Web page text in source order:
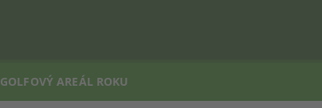
GOLFOVÝ AREÁL ROKU